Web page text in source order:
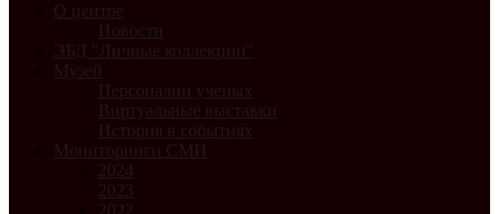
О центре
Новости
ЭБД "Личные коллекции"
Музей
Персоналии ученых
Виртуальные выставки
История в событиях
Мониторинги СМИ
2024
2023
2022